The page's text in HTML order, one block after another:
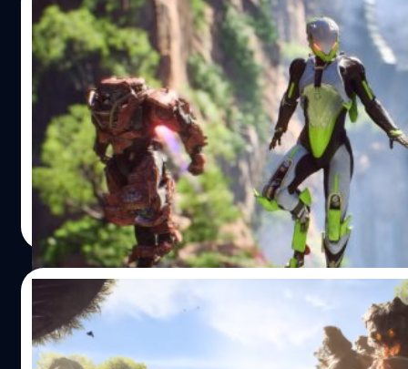
Remake อย่างเป็นทางการ เราคงต้องรอติดตามกันต่อไปครั
เพิ่ม 03/01/20] ล่าสุดมีคลิปเกมเพลย์หลุดออกมาอีก 2 คลิป
https://youtu.be/oy9JQaJ7tZ8 https://youtu.be/
Final Fantasy VII Remake มีกำหนดวางจำหน่ายอย่างเป็นทา
วันที่ 3 มีนาคม 2020 บนแพลตฟอร์ม PlayStation…
พร้อมลุย! EA เปิดให้ทดลองเล่นเดโม Anthem
วันนี้
ข่าวดีสำหรับใครที่อยากจะลองเล่นเกมใหม่จากผู้สร้างเกมซีรีส์
Effect เพราะล่าสุดค่ายเกม Electronic Arts และ Bioware
ได้ประกาศพร้อมเปิดให้ทดลองเล่นเดโมเกม Anthem แล้ววัน
เปิดให้ทดลองเล่นตั้งแต่วันที่ 1-3 กุมภาพันธ์นี้เท่านั้น
https://youtu.be/zsbsVQN92jU สำหรับเดโมเกม Anthem
เริ่มต้นที่เลเวล 10 ซึ่งจะมาพร้อมกับชุดเกราะ Javelin ที่ได้เลือ
ผู้เล่นสามารถปลดล็อคชุดเกราะ Javelin แบบที่ 2 (Ranger,
Storm และ Interceptor) ได้ที่เลเวล 12 และจะมีการจำกัดเลเ
เล่นอยู่ที่เลเวล 15 นอกจากนี้ ผู้เล่นยังสามารถปรับแต่งชุดเกรา
Javelin ให้เหมาะสมกับสถานการณ์ต่างๆได้ Anthem มีกำหน
จำหน่ายอย่างเป็นทางการในวันที่ 22 กุมภาพันธ์ 2019 บนแพ
PlayStation 4, Xbox One, และ PC อ้างอิง
ศุภกร ประเสริฐศิลป์| 2746 days ago
Read More
24/01/2019
เคลียร์ฮาร์ดดิสก์! เดโม Anthem เปิดให้ดาวน์
ล่วงหน้าได้แล้ววันนี้